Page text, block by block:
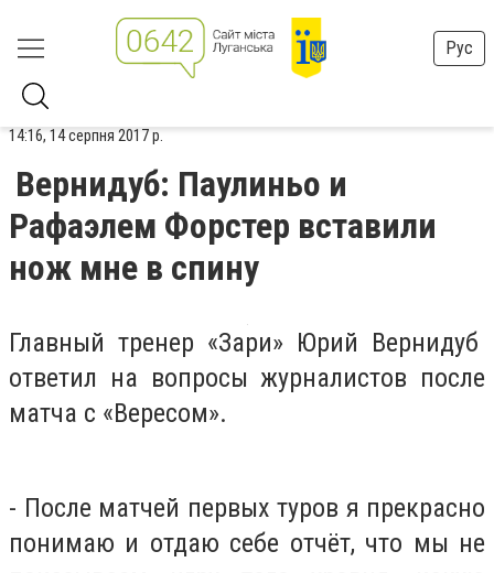
Рус
14:16, 14 серпня 2017 р.
Вернидуб: Паулиньо и
Рафаэлем Форстер вставили
нож мне в спину
Главный тренер «Зари» Юрий Вернидуб
ответил на вопросы журналистов после
матча с «Вересом».
- После матчей первых туров я прекрасно
понимаю и отдаю себе отчёт, что мы не